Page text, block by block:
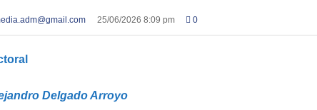
25/06/2026 8:09 pm 0
Delgado Arroyo